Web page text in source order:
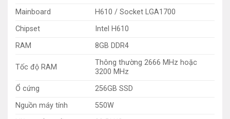
Mainboard
H610 / Socket LGA1700
Chipset
Intel H610
RAM
8GB DDR4
Tốc độ RAM
Thông thường 2666 MHz hoặc
3200 MHz
Ổ cứng
256GB SSD
Nguồn máy tính
550W